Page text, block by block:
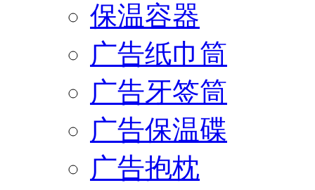
保温容器
广告纸巾筒
广告牙签筒
广告保温碟
广告抱枕